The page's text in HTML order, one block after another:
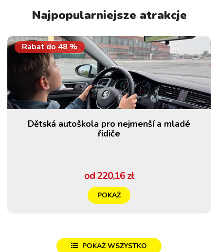
Najpopularniejsze atrakcje
Rabat do 48 %
Dětská autoškola pro nejmenší a mladé
řidiče
od 220,16 zł
POKAŻ
POKAŻ WSZYSTKO